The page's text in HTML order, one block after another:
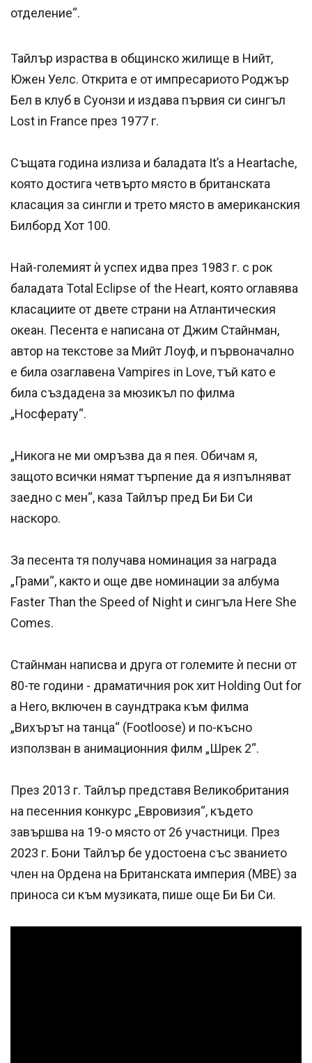
отделение“.
Тайлър израства в общинско жилище в Нийт,
Южен Уелс. Открита е от импресариото Роджър
Бел в клуб в Суонзи и издава първия си сингъл
Lost in France през 1977 г.
Същата година излиза и баладата It’s a Heartache,
която достига четвърто място в британската
класация за сингли и трето място в американския
Билборд Хот 100.
Най-големият ѝ успех идва през 1983 г. с рок
баладата Total Eclipse of the Heart, която оглавява
класациите от двете страни на Атлантическия
океан. Песента е написана от Джим Стайнман,
автор на текстове за Мийт Лоуф, и първоначално
е била озаглавена Vampires in Love, тъй като е
била създадена за мюзикъл по филма
„Носферату“.
„Никога не ми омръзва да я пея. Обичам я,
защото всички нямат търпение да я изпълняват
заедно с мен“, каза Тайлър пред Би Би Си
наскоро.
За песента тя получава номинация за награда
„Грами“, както и още две номинации за албума
Faster Than the Speed of Night и сингъла Here She
Comes.
Стайнман написва и друга от големите ѝ песни от
80-те години - драматичния рок хит Holding Out for
a Hero, включен в саундтрака към филма
„Вихърът на танца“ (Footloose) и по-късно
използван в анимационния филм „Шрек 2“.
През 2013 г. Тайлър представя Великобритания
на песенния конкурс „Евровизия“, където
завършва на 19-о място от 26 участници. През
2023 г. Бони Тайлър бе удостоена със званието
член на Ордена на Британската империя (MBE) за
приноса си към музиката, пише още Би Би Си.